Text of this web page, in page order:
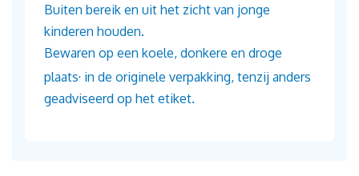
Buiten bereik en uit het zicht van jonge
kinderen houden.
Bewaren op een koele, donkere en droge
plaats in de originele verpakking, tenzij anders
geadviseerd op het etiket.